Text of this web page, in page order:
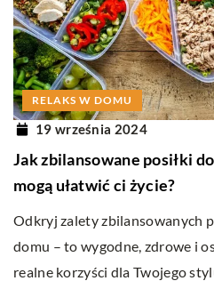
RELAKS W DOMU
19 września 2024
Jak zbilansowane posiłki
mogą ułatwić ci życie?
Odkryj zalety zbilansowanych
domu – to wygodne, zdrowe i
realne korzyści dla Twojego